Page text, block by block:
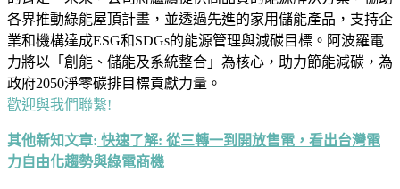
各界推動綠能屋頂計畫，並透過先進的家用儲能產品，支持企
業和機構達成ESG和SDGs的能源管理與減碳目標。阿波羅電
力將以「創能、儲能及系統整合」為核心，助力節能減碳，為
政府2050淨零碳排目標貢獻力量。
歡迎與我們聯繫!
其他新知文章: 快速了解: 從三轉一到開放售電，看出台灣電
力自由化趨勢與綠電商機